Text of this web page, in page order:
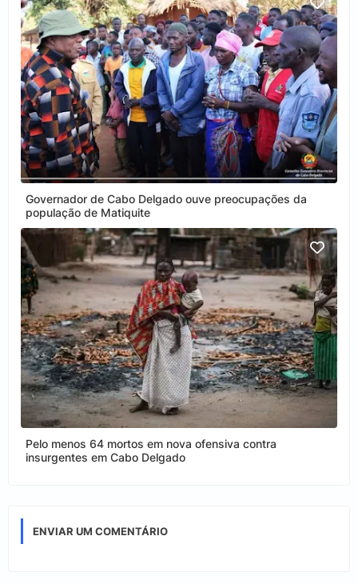
Governador de Cabo Delgado ouve preocupações da
população de Matiquite
Pelo menos 64 mortos em nova ofensiva contra
insurgentes em Cabo Delgado
ENVIAR UM COMENTÁRIO